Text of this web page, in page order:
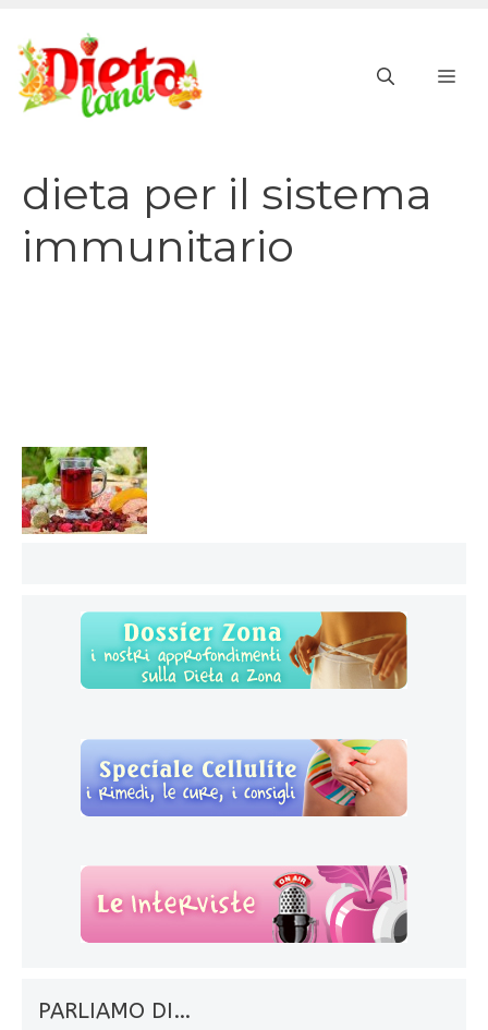
contenuto
dieta per il sistema
immunitario
PARLIAMO DI…